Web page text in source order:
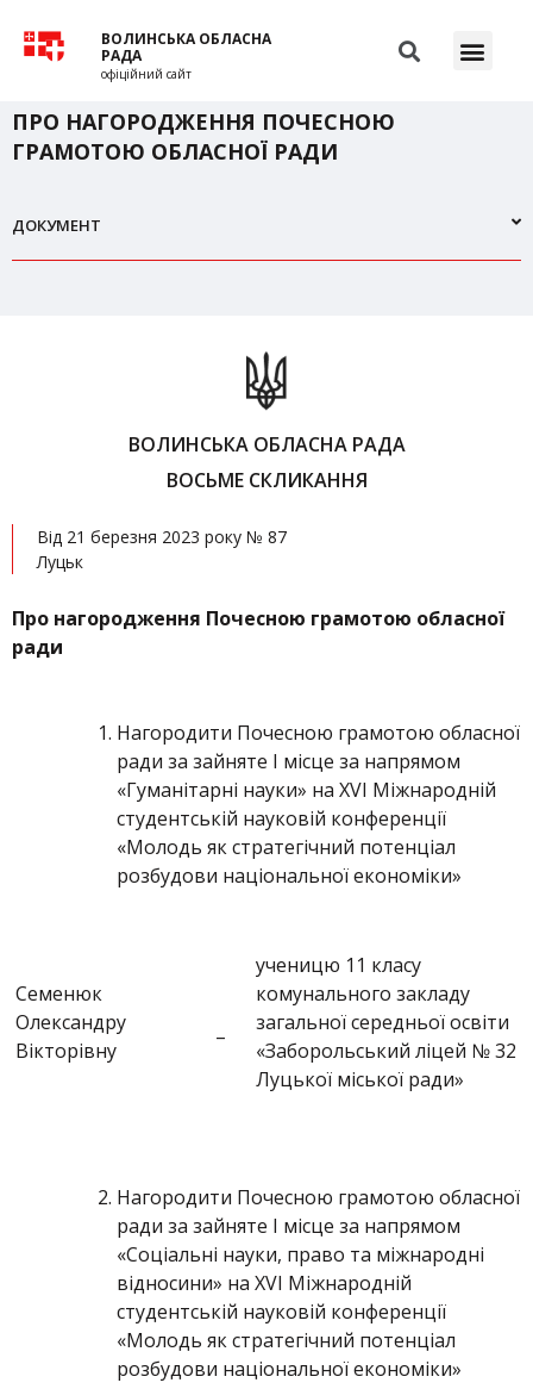
ВОЛИНСЬКА ОБЛАСНА
РАДА
офіційний сайт
ПРО НАГОРОДЖЕННЯ ПОЧЕСНОЮ
ГРАМОТОЮ ОБЛАСНОЇ РАДИ
ДОКУМЕНТ
ВОЛИНСЬКА ОБЛАСНА РАДА
ВОСЬМЕ СКЛИКАННЯ
Від 21 березня 2023 року № 87
Луцьк
Про нагородження Почесною грамотою обласної
ради
Нагородити Почесною грамотою обласної
ради за зайняте І місце за напрямом
«Гуманітарні науки» на XVІ Міжнародній
студентській науковій конференції
«Молодь як стратегічний потенціал
розбудови національної економіки»
Семенюк
Олександру
Вікторівну
–
ученицю 11 класу
комунального закладу
загальної середньої освіти
«Заборольський ліцей № 32
Луцької міської ради»
Нагородити Почесною грамотою обласної
ради за зайняте І місце за напрямом
«Соціальні науки, право та міжнародні
відносини» на XVІ Міжнародній
студентській науковій конференції
«Молодь як стратегічний потенціал
розбудови національної економіки»